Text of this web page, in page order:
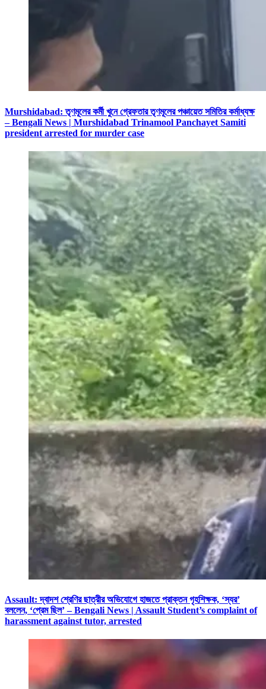
Murshidabad: তৃণমূলের কর্মী খুনে গ্রেফতার তৃণমূলের পঞ্চায়েত সমিতির কর্মাধ্যক্ষ
– Bengali News | Murshidabad Trinamool Panchayet Samiti
president arrested for murder case
Assault: দ্বাদশ শ্রেণির ছাত্রীর অভিযোগে হাজতে প্রাক্তন গৃহশিক্ষক, ‘স্যর’
বললেন, ‘প্রেম ছিল’ – Bengali News | Assault Student’s complaint of
harassment against tutor, arrested